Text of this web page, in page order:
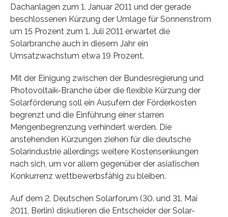
Dachanlagen zum 1. Januar 2011 und der gerade
beschlossenen Kürzung der Umlage für Sonnenstrom
um 15 Prozent zum 1. Juli 2011 erwartet die
Solarbranche auch in diesem Jahr ein
Umsatzwachstum etwa 19 Prozent.
Mit der Einigung zwischen der Bundesregierung und
Photovoltaik-Branche über die flexible Kürzung der
Solarförderung soll ein Ausufern der Förderkosten
begrenzt und die Einführung einer starren
Mengenbegrenzung verhindert werden. Die
anstehenden Kürzungen ziehen für die deutsche
Solarindustrie allerdings weitere Kostensenkungen
nach sich, um vor allem gegenüber der asiatischen
Konkurrenz wettbewerbsfähig zu bleiben.
Auf dem 2. Deutschen Solarforum (30. und 31. Mai
2011, Berlin) diskutieren die Entscheider der Solar-